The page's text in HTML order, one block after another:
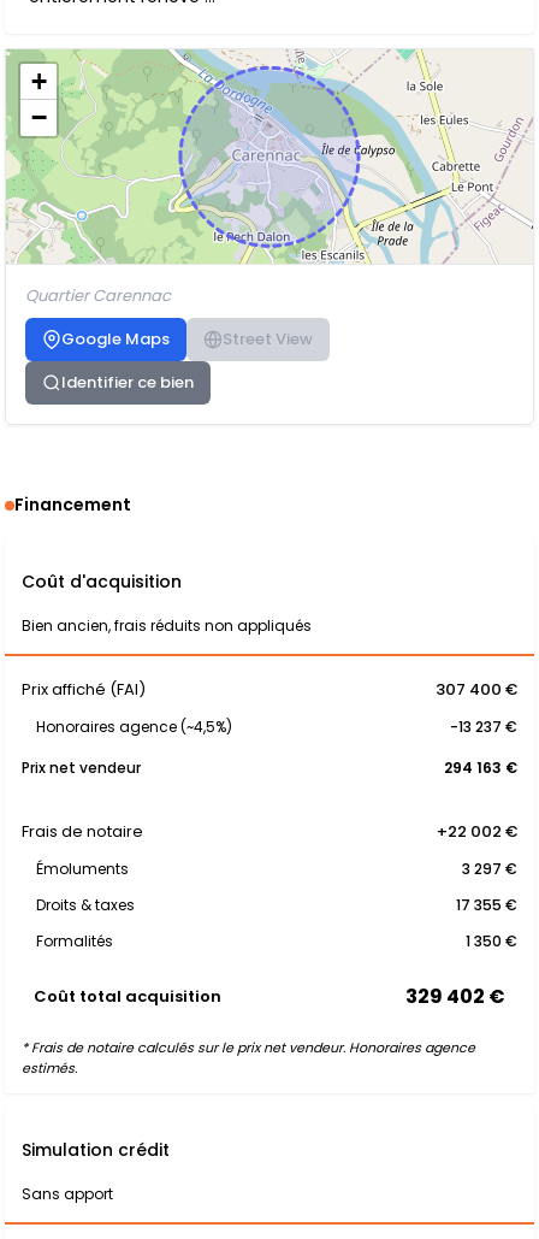
+
−
Quartier Carennac
Google Maps
Street View
Identifier ce bien
Financement
Coût d'acquisition
Bien ancien, frais réduits non appliqués
Prix affiché (FAI) 307 400 €
Honoraires agence (~4,5%)
-13 237 €
Prix net vendeur
294 163 €
Frais de notaire +22 002 €
Émoluments
3 297 €
Droits & taxes
17 355 €
Formalités
1 350 €
Coût total acquisition 329 402 €
* Frais de notaire calculés sur le prix net vendeur. Honoraires agence
estimés.
Simulation crédit
Sans apport